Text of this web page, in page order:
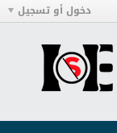
دخول أو تسجيل